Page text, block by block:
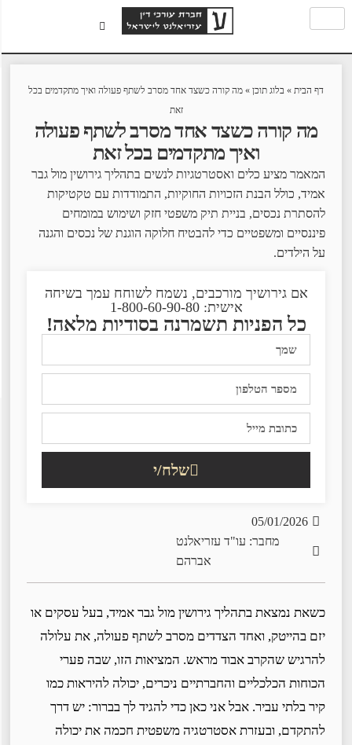
דף הבית»בלוג תוכן»מה קורה כשצד אחד מסרב לשתף פעולה ואיך מתקדמים בכל
זאת
מה קורה כשצד אחד מסרב לשתף פעולה
ואיך מתקדמים בכל זאת
המאמר מציע כלים ואסטרטגיות לנשים בתהליך גירושין מול גבר
אמיד, כולל הבנת הזכויות החוקיות, התמודדות עם טקטיקות
להסתרת נכסים, בניית תיק משפטי חזק ושימוש במומחים
פיננסיים ומשפטיים כדי להבטיח חלוקה הוגנת של נכסים והגנה
על הילדים.
אם גירושיך מורכבים, נשמח לשוחח עמך בשיחה
אישית: 1-800-60-90-80
כל הפניות תשמרנה בסודיות מלאה!
שלח/י
05/01/2026
מחבר: עו"ד עזריאלנט
אברהם
כשאת נמצאת בתהליך גירושין מול גבר אמיד, בעל עסקים או
יזם בהייטק, ואחד הצדדים מסרב לשתף פעולה, את עלולה
להרגיש שהקרב אבוד מראש. המציאות הזו, שבה פערי
הכוחות הכלכליים והחברתיים ניכרים, יכולה להיראות כמו
קיר בלתי עביר. אבל אני כאן כדי להגיד לך בברור: יש דרך
להתקדם, ובעזרת אסטרטגיה משפטית חכמה את יכולה